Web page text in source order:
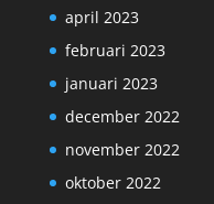
april 2023
februari 2023
januari 2023
december 2022
november 2022
oktober 2022